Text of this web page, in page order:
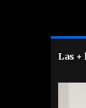
Las +